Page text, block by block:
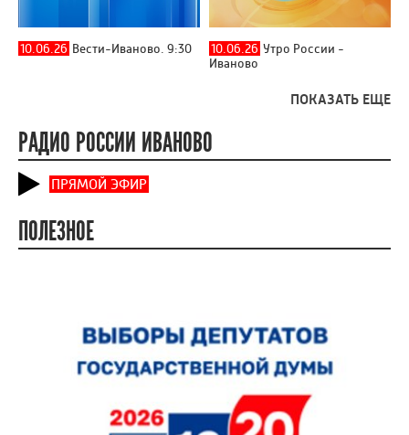
10.06.26 Вести-Иваново. 9:30 10.06.26 Утро России -
Иваново
ПОКАЗАТЬ ЕЩЕ
РАДИО РОССИИ ИВАНОВО
ПРЯМОЙ ЭФИР
ПОЛЕЗНОЕ